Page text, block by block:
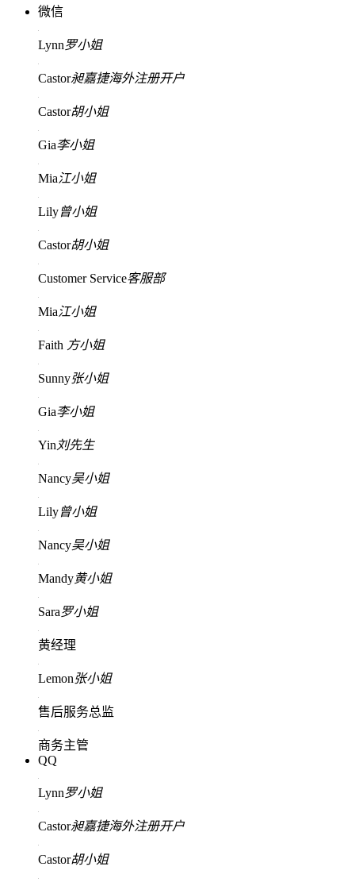
微信
Lynn罗小姐
Castor昶嘉捷海外注册开户
Castor胡小姐
Gia李小姐
Mia江小姐
Lily曾小姐
Castor胡小姐
Customer Service客服部
Mia江小姐
Faith 方小姐
Sunny张小姐
Gia李小姐
Yin 刘先生
Nancy吴小姐
Lily曾小姐
Nancy吴小姐
Mandy黄小姐
Sara罗小姐
黄经理
Lemon张小姐
售后服务总监
商务主管
QQ
Lynn罗小姐
Castor昶嘉捷海外注册开户
Castor胡小姐